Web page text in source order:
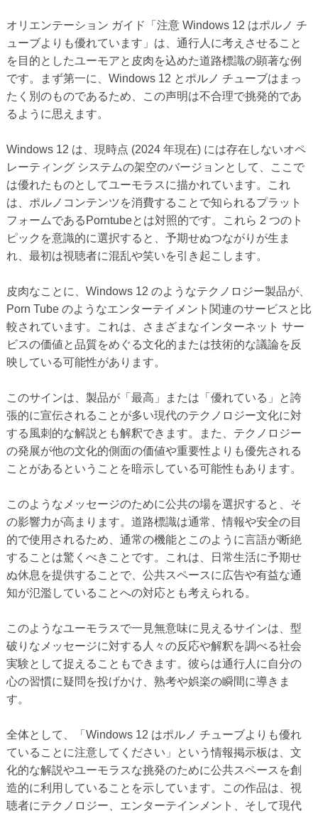
オリエンテーション ガイド「注意 Windows 12 はポルノ チ
ューブよりも優れています」は、通行人に考えさせること
を目的としたユーモアと皮肉を込めた道路標識の顕著な例
です。まず第一に、Windows 12 とポルノ チューブはまっ
たく別のものであるため、この声明は不合理で挑発的であ
るように思えます。
Windows 12 は、現時点 (2024 年現在) には存在しないオペ
レーティング システムの架空のバージョンとして、ここで
は優れたものとしてユーモラスに描かれています。これ
は、ポルノコンテンツを消費することで知られるプラット
フォームであるPorntubeとは対照的です。これら 2 つのト
ピックを意識的に選択すると、予期せぬつながりが生ま
れ、最初は視聴者に混乱や笑いを引き起こします。
皮肉なことに、Windows 12 のようなテクノロジー製品が、
Porn Tube のようなエンターテイメント関連のサービスと比
較されています。これは、さまざまなインターネット サー
ビスの価値と品質をめぐる文化的または技術的な議論を反
映している可能性があります。
このサインは、製品が「最高」または「優れている」と誇
張的に宣伝されることが多い現代のテクノロジー文化に対
する風刺的な解説とも解釈できます。また、テクノロジー
の発展が他の文化的側面の価値や重要性よりも優先される
ことがあるということを暗示している可能性もあります。
このようなメッセージのために公共の場を選択すると、そ
の影響力が高まります。道路標識は通常、情報や安全の目
的で使用されるため、通常の機能とこのように言語が断絶
することは驚くべきことです。これは、日常生活に予期せ
ぬ休息を提供することで、公共スペースに広告や有益な通
知が氾濫していることへの対応とも考えられる。
このようなユーモラスで一見無意味に見えるサインは、型
破りなメッセージに対する人々の反応や解釈を調べる社会
実験として捉えることもできます。彼らは通行人に自分の
心の習慣に疑問を投げかけ、熟考や娯楽の瞬間に導きま
す。
全体として、「Windows 12 はポルノ チューブよりも優れ
ていることに注意してください」という情報掲示板は、文
化的な解説やユーモラスな挑発のために公共スペースを創
造的に利用していることを示しています。この作品は、視
聴者にテクノロジー、エンターテインメント、そして現代